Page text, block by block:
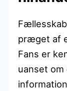
præget af
Fans er
uanset om